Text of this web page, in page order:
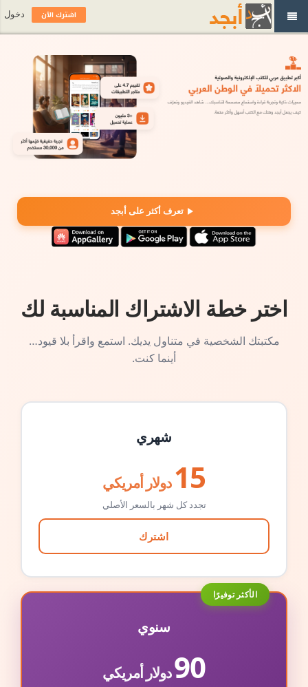
تعرف أكثر على أبجد
اختر خطة الاشتراك المناسبة لك
مكتبتك الشخصية في متناول يديك. استمع واقرأ بلا قيود…
أينما كنت.
شهري
15 دولار أمريكي
تجدد كل شهر بالسعر الأصلي
اشترك
الأكثر توفيرًا
سنوي
90دولار أمريكي
اشترك الآن دخول